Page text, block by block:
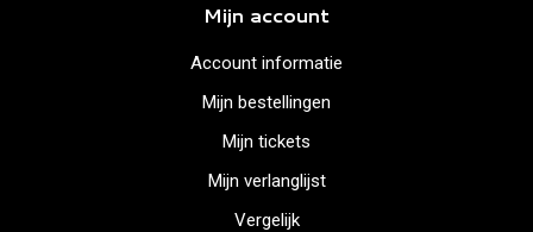
Mijn account
Account informatie
Mijn bestellingen
Mijn tickets
Mijn verlanglijst
Vergelijk